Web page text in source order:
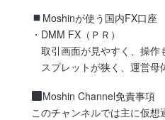
Moshinが使う国内FX口座
・DMM FX（ＰＲ）
取引画面が見やすく、操作
スプレットが狭く、運営母
Moshin Channel免責事項
このチャンネルでは主に仮